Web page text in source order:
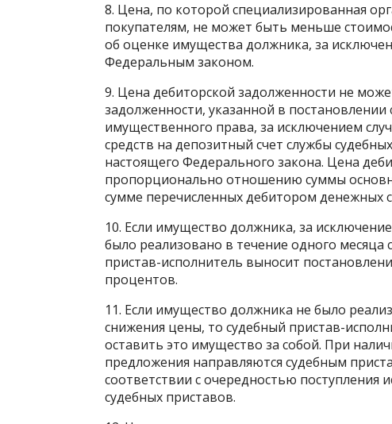
8. Цена, по которой специализированная
покупателям, не может быть меньше
об оценке имущества должника, за
Федеральным законом.
9. Цена дебиторской задолженности не
задолженности, указанной в
имущественного права, за исключением
средств на депозитный счет службы
настоящего Федерального закона. Цена
пропорционально отношению суммы
сумме перечисленных дебитором денежных
10. Если имущество должника, за
было реализовано в течение одного
пристав-исполнитель выносит
процентов.
11. Если имущество должника не было
снижения цены, то судебный пристав-
оставить это имущество за собой. При
предложения направляются судебным
соответствии с очередностью
судебных приставов.